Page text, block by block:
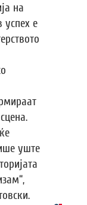
на
успех е
уште